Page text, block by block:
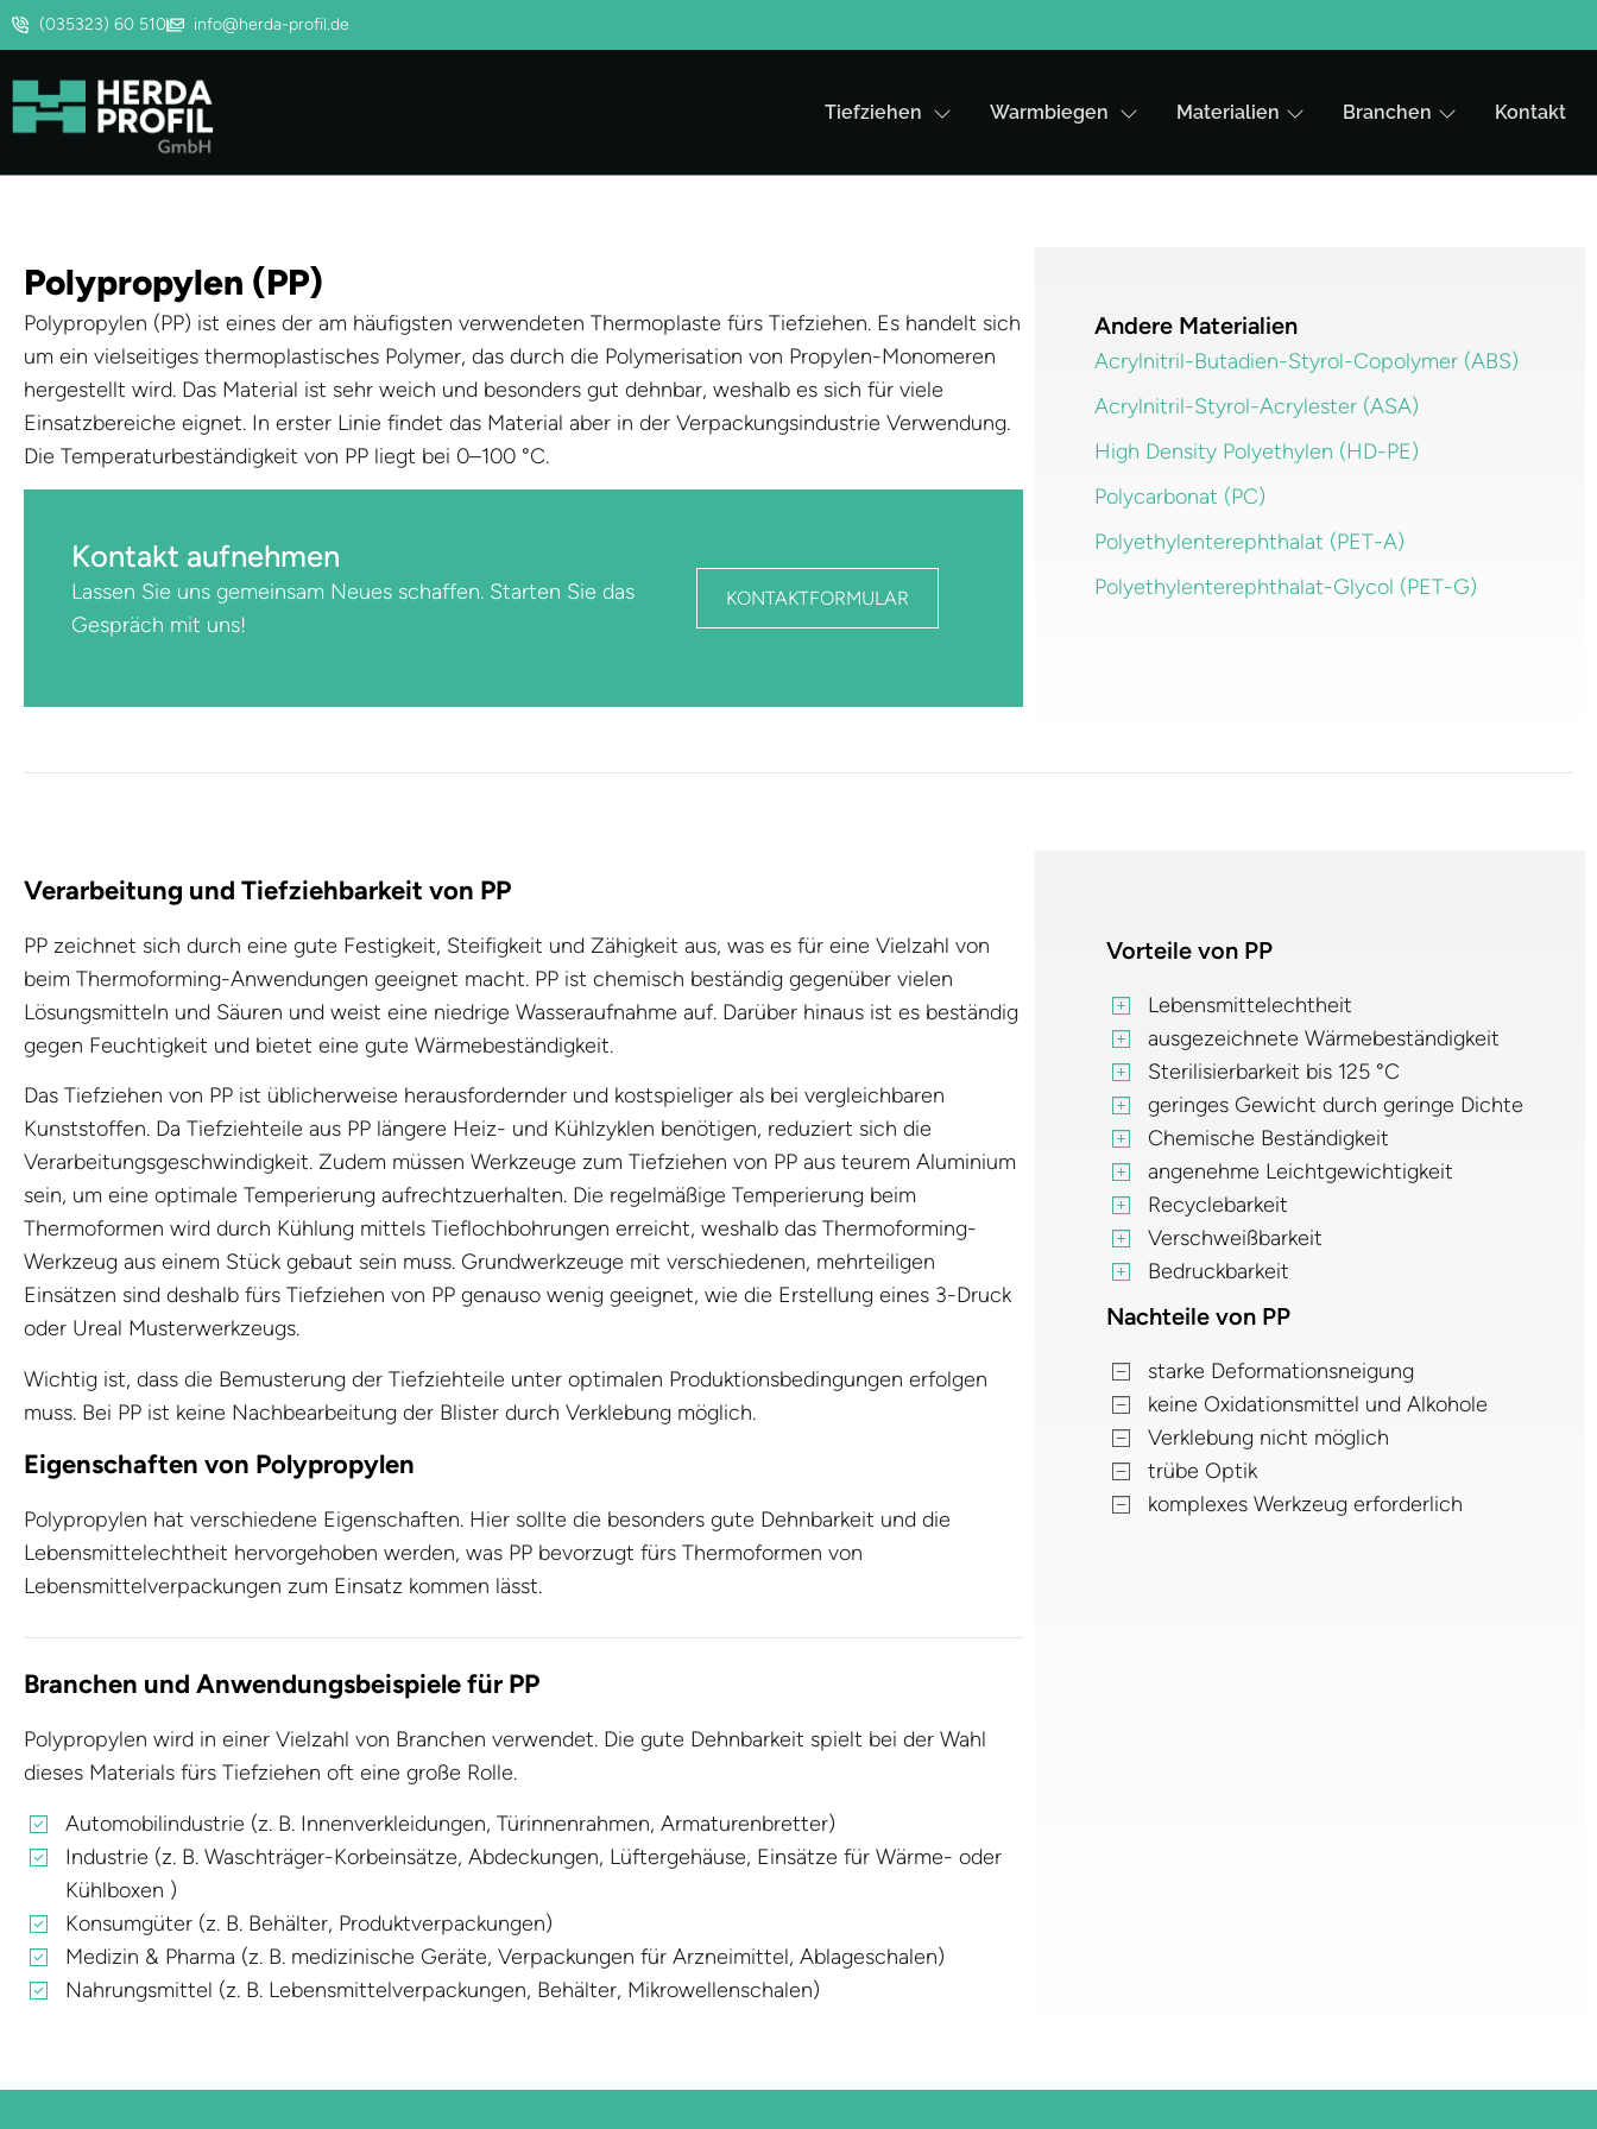
(035323) 60 510 info@herda-profil.de
Tiefziehen Warmbiegen Materialien Branchen Kontakt
Polypropylen (PP)
Polypropylen (PP) ist eines der am häufigsten verwendeten Thermoplaste fürs Tiefziehen. Es handelt sich
um ein vielseitiges thermoplastisches Polymer, das durch die Polymerisation von Propylen-Monomeren
hergestellt wird. Das Material ist sehr weich und besonders gut dehnbar, weshalb es sich für viele
Einsatzbereiche eignet. In erster Linie findet das Material aber in der Verpackungsindustrie Verwendung.
Die Temperaturbeständigkeit von PP liegt bei 0–100 °C.
Kontakt aufnehmen
Lassen Sie uns gemeinsam Neues schaffen. Starten Sie das
Gespräch mit uns!
KONTAKTFORMULAR
Andere Materialien
Acrylnitril-Butadien-Styrol-Copolymer (ABS)
Acrylnitril-Styrol-Acrylester (ASA)
High Density Polyethylen (HD-PE)
Polycarbonat (PC)
Polyethylenterephthalat (PET-A)
Polyethylenterephthalat-Glycol (PET-G)
Verarbeitung und Tiefziehbarkeit von PP
PP zeichnet sich durch eine gute Festigkeit, Steifigkeit und Zähigkeit aus, was es für eine Vielzahl von
beim Thermoforming-Anwendungen geeignet macht. PP ist chemisch beständig gegenüber vielen
Lösungsmitteln und Säuren und weist eine niedrige Wasseraufnahme auf. Darüber hinaus ist es beständig
gegen Feuchtigkeit und bietet eine gute Wärmebeständigkeit.
Das Tiefziehen von PP ist üblicherweise herausfordernder und kostspieliger als bei vergleichbaren
Kunststoffen. Da Tiefziehteile aus PP längere Heiz- und Kühlzyklen benötigen, reduziert sich die
Verarbeitungsgeschwindigkeit. Zudem müssen Werkzeuge zum Tiefziehen von PP aus teurem Aluminium
sein, um eine optimale Temperierung aufrechtzuerhalten. Die regelmäßige Temperierung beim
Thermoformen wird durch Kühlung mittels Tieflochbohrungen erreicht, weshalb das Thermoforming-
Werkzeug aus einem Stück gebaut sein muss. Grundwerkzeuge mit verschiedenen, mehrteiligen
Einsätzen sind deshalb fürs Tiefziehen von PP genauso wenig geeignet, wie die Erstellung eines 3-Druck
oder Ureal Musterwerkzeugs.
Wichtig ist, dass die Bemusterung der Tiefziehteile unter optimalen Produktionsbedingungen erfolgen
muss. Bei PP ist keine Nachbearbeitung der Blister durch Verklebung möglich.
Eigenschaften von Polypropylen
Polypropylen hat verschiedene Eigenschaften. Hier sollte die besonders gute Dehnbarkeit und die
Lebensmittelechtheit hervorgehoben werden, was PP bevorzugt fürs Thermoformen von
Lebensmittelverpackungen zum Einsatz kommen lässt.
Branchen und Anwendungsbeispiele für PP
Polypropylen wird in einer Vielzahl von Branchen verwendet. Die gute Dehnbarkeit spielt bei der Wahl
dieses Materials fürs Tiefziehen oft eine große Rolle.
Automobilindustrie (z. B. Innenverkleidungen, Türinnenrahmen, Armaturenbretter)
Industrie (z. B. Waschträger-Korbeinsätze, Abdeckungen, Lüftergehäuse, Einsätze für Wärme- oder
Kühlboxen )
Konsumgüter (z. B. Behälter, Produktverpackungen)
Medizin & Pharma (z. B. medizinische Geräte, Verpackungen für Arzneimittel, Ablageschalen)
Nahrungsmittel (z. B. Lebensmittelverpackungen, Behälter, Mikrowellenschalen)
Vorteile von PP
Lebensmittelechtheit
ausgezeichnete Wärmebeständigkeit
Sterilisierbarkeit bis 125 °C
geringes Gewicht durch geringe Dichte
Chemische Beständigkeit
angenehme Leichtgewichtigkeit
Recyclebarkeit
Verschweißbarkeit
Bedruckbarkeit
Nachteile von PP
starke Deformationsneigung
keine Oxidationsmittel und Alkohole
Verklebung nicht möglich
trübe Optik
komplexes Werkzeug erforderlich